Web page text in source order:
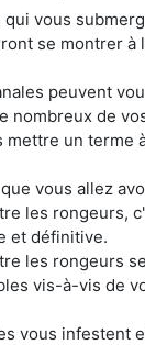
vous
se montrer à
peuvent
nombreux de
mettre un terme
vous allez
les rongeurs,
et définitive.
les rongeurs
vis-à-vis de
vous infestent